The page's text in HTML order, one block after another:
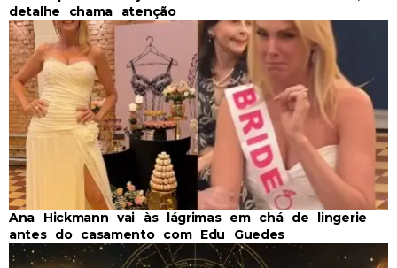
detalhe chama atenção
Ana Hickmann vai às lágrimas em chá de lingerie
antes do casamento com Edu Guedes